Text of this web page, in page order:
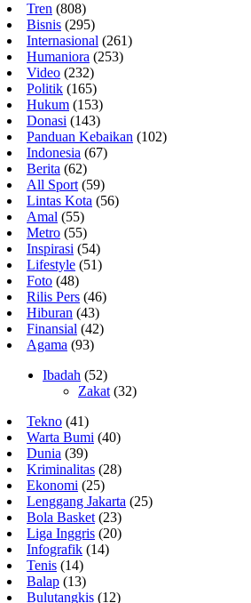
Tren (808)
Bisnis (295)
Internasional (261)
Humaniora (253)
Video (232)
Politik (165)
Hukum (153)
Donasi (143)
Panduan Kebaikan (102)
Indonesia (67)
Berita (62)
All Sport (59)
Lintas Kota (56)
Amal (55)
Metro (55)
Inspirasi (54)
Lifestyle (51)
Foto (48)
Rilis Pers (46)
Hiburan (43)
Finansial (42)
Agama (93)
Ibadah (52)
Zakat (32)
Tekno (41)
Warta Bumi (40)
Dunia (39)
Kriminalitas (28)
Ekonomi (25)
Lenggang Jakarta (25)
Bola Basket (23)
Liga Inggris (20)
Infografik (14)
Tenis (14)
Balap (13)
Bulutangkis (12)